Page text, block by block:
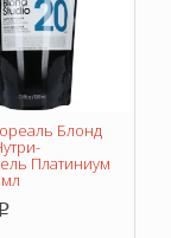
Блонд
Платиниум